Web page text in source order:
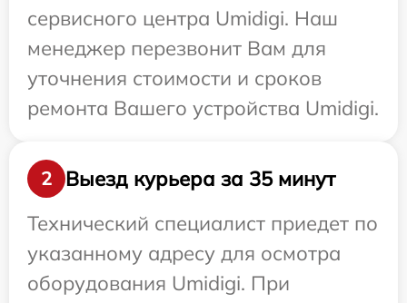
сервисного центра Umidigi. Наш
менеджер перезвонит Вам для
уточнения стоимости и сроков
ремонта Вашего устройства Umidigi.
2
Выезд курьера за 35 минут
Технический специалист приедет по
указанному адресу для осмотра
оборудования Umidigi. При